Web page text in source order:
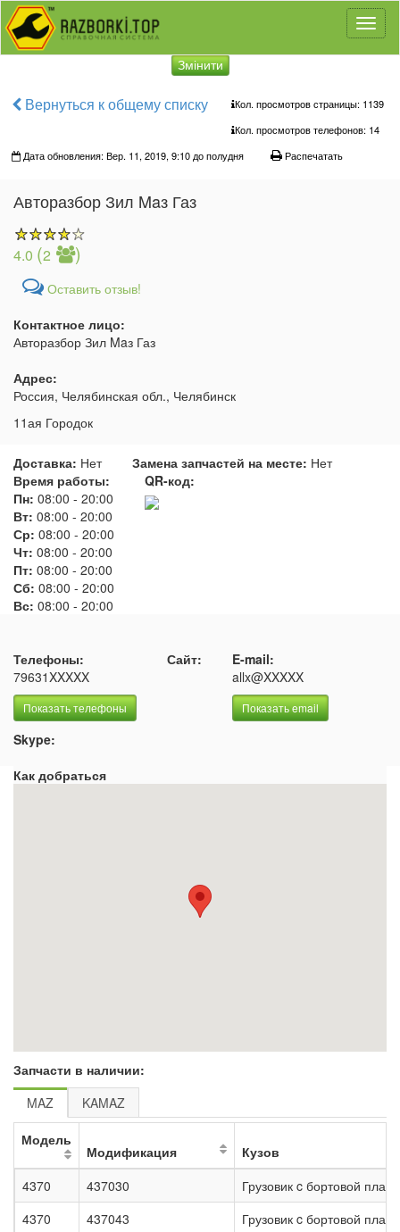
Змінити
Вернуться к общему списку
Кол. просмотров страницы: 1139
Кол. просмотров телефонов: 14
Дата обновления: Вер. 11, 2019, 9:10 до полудня
Распечатать
Авторазбор Зил Maз Газ
4.0 (2 )
Оставить отзыв!
Контактное лицо:
Авторазбор Зил Maз Газ
Адрес:
Россия, Челябинская обл., Челябинск
11ая Городок
Доставка: Нет Замена запчастей на месте: Нет
Время работы:
Пн: 08:00 - 20:00
Вт: 08:00 - 20:00
Ср: 08:00 - 20:00
Чт: 08:00 - 20:00
Пт: 08:00 - 20:00
Сб: 08:00 - 20:00
Вс: 08:00 - 20:00
QR-код:
Телефоны:
79631XXXXX
Показать телефоны
Сайт:
E-mail:
allx@XXXXX
Показать email
Skype:
Как добраться
Запчасти в наличии:
MAZ
KAMAZ
Модель
Модификация
Кузов
4370
437030
Грузовик c бортовой
4370
437043
Грузовик c бортовой